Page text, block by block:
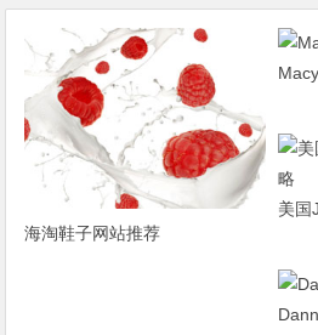
海淘鞋子网站推荐
美国